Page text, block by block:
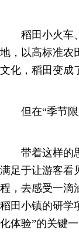
稻田小火车、
地，以高标准农
文化，稻田变成
但在“季节限
带着这样的思
满足于让游客
程，去感受一滴
稻田小镇的研学
化体验”的关键一